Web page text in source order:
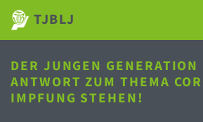
TJBLJ
DER JUNGEN GENERATION
ANTWORT ZUM THEMA
IMPFUNG STEHEN!